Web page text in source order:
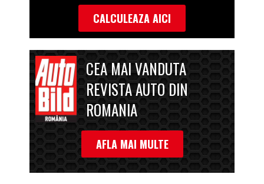
CALCULEAZA AICI
CEA MAI VANDUTA
REVISTA AUTO DIN
ROMANIA
AFLA MAI MULTE